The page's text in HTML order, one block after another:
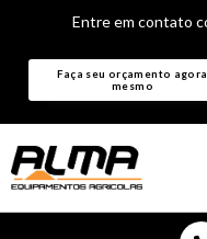
Entre em contato
Faça seu orçamento agora
mesmo